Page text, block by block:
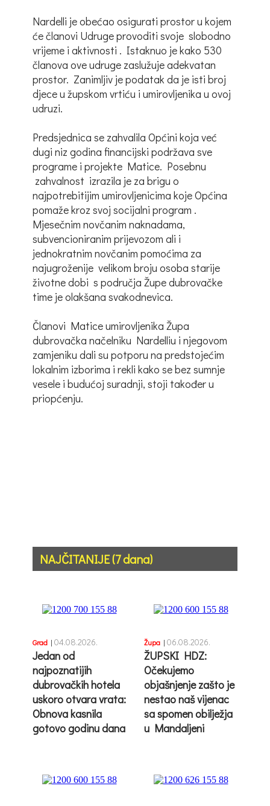
Nardelli je obećao osigurati prostor u kojem
će članovi Udruge provoditi svoje slobodno
vrijeme i aktivnosti . Istaknuo je kako 530
članova ove udruge zaslužuje adekvatan
prostor. Zanimljiv je podatak da je isti broj
djece u župskom vrtiću i umirovljenika u ovoj
udruzi.
Predsjednica se zahvalila Općini koja već
dugi niz godina financijski podržava sve
programe i projekte Matice. Posebnu
zahvalnost izrazila je za brigu o
najpotrebitijim umirovljenicima koje Općina
pomaže kroz svoj socijalni program .
Mjesečnim novčanim naknadama,
subvencioniranim prijevozom ali i
jednokratnim novčanim pomoćima za
najugroženije velikom broju osoba starije
životne dobi s područja Župe dubrovačke
time je olakšana svakodnevica.
Članovi Matice umirovljenika Župa
dubrovačka načelniku Nardelliu i njegovom
zamjeniku dali su potporu na predstojećim
lokalnim izborima i rekli kako se bez sumnje
vesele i budućoj suradnji, stoji također u
priopćenju.
NAJČITANIJE (7 dana)
Grad | 04.08.2026.
Jedan od
najpoznatijih
dubrovačkih hotela
uskoro otvara vrata:
Obnova kasnila
gotovo godinu dana
Župa | 06.08.2026.
ŽUPSKI HDZ:
Očekujemo
objašnjenje zašto je
nestao naš vijenac
sa spomen obilježja
u Mandaljeni